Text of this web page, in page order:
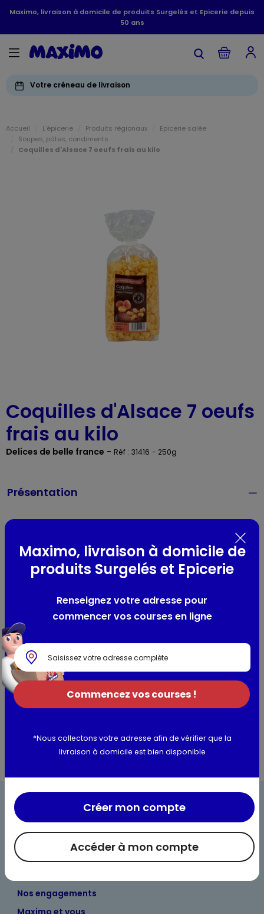
Maximo, livraison à domicile de produits Surgelés et Epicerie depuis
50 ans
Votre créneau de livraison
Accueil L'épicerie Produits régionaux
Epicerie salée
Soupes, pâtes, condiments
Coquilles d'Alsace 7 oeufs frais au kilo
Coquilles d'Alsace 7 oeufs
frais au kilo
Delices de belle france - Réf : 31416 - 250g
Présentation
Lieu de provenance :
Utilisation et conservation
Composition / Ingrédients / Allergènes
soit 320 g par kg de semoule.
Allergènes :blé, oeufs
Valeurs nutritionnelles
Informations complémentaires
Nos engagements
Maximo et vous
Maximo, livraison à domicile de
produits Surgelés et Epicerie
Renseignez votre adresse pour
commencer vos courses en ligne
Commencez vos courses !
*Nous collectons votre adresse afin de vérifier que la
livraison à domicile est bien disponible
Accéder à mon compte
Créer mon compte